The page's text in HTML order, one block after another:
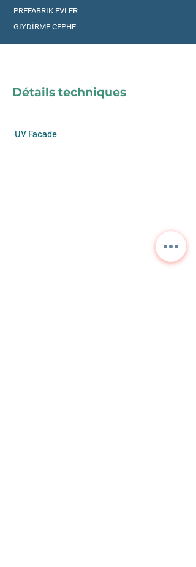
PREFABRİK EVLER
GİYDİRME CEPHE
Détails techniques
UV Facade